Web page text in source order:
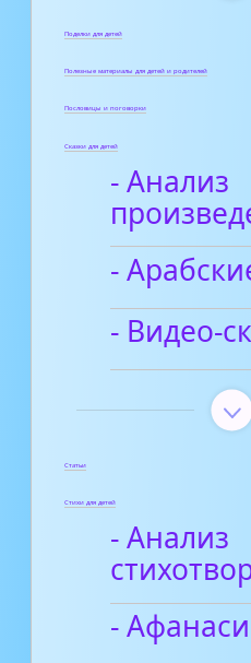
Поделки для детей
Полезные материалы для детей и родителей
Пословицы и поговорки
Сказки для детей
- Анализ
-
- Видео-
Статьи
Стихи для детей
- Анализ
-